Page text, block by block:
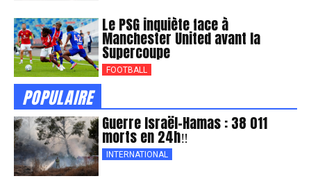
Le PSG inquiète face à
Manchester United avant la
Supercoupe
FOOTBALL
POPULAIRE
Guerre Israël-Hamas : 38 011
morts en 24h‼
INTERNATIONAL